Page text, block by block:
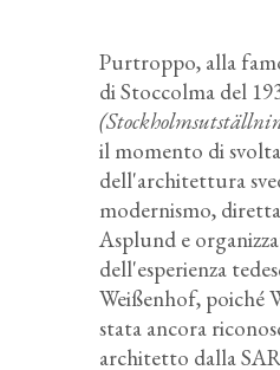
Purtroppo, alla
di Stoccolma del
il momento di svolta
dell'architettura
modernismo,
Asplund e
dell'esperienza
Weißenhof, poiché
stata ancora
architetto dalla